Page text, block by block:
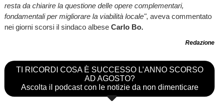
resta da chiarire la questione delle opere complementari,
fondamentali per migliorare la viabilità locale", aveva commentato
nei giorni scorsi il sindaco albese Carlo Bo.
Redazione
TI RICORDI COSA È SUCCESSO L’ANNO SCORSO
AD AGOSTO?
Ascolta il podcast con le notizie da non dimenticare